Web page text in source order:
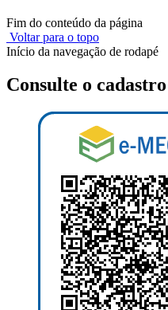
Fim do conteúdo da página
Voltar para o topo
Início da navegação de rodapé
Consulte o